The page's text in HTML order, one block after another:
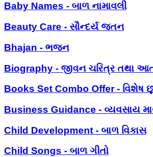
Baby Names - બાળ નામાવલી
Beauty Care - સૌન્દર્ય જતન
Bhajan - ભજન
Biography - જીવન ચરિત્ર તથા
Books Set Combo Offer - વિશેષ
Business Guidance - વ્યવસાય
Child Development - બાળ વિકાસ
Child Songs - બાળ ગીતો